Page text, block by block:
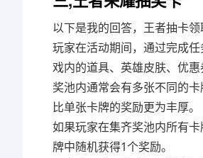
以下是我的回答，王者抽卡领
玩家在活动期间，通过完成
戏内的道具、英雄皮肤、优惠
奖池内通常会有多张不同的
比单张卡牌的奖励更为丰厚。
如果玩家在集齐奖池内所有
牌中随机获得1个奖励。